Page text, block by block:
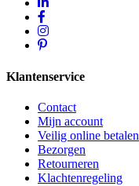
Klantenservice
Contact
Mijn account
Veilig online betalen
Bezorgen
Retourneren
Klachtenregeling